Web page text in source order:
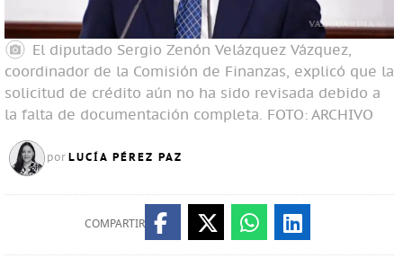
El diputado Sergio Zenón Velázquez Vázquez,
coordinador de la Comisión de Finanzas, explicó que la
solicitud de crédito aún no ha sido revisada debido a
la falta de documentación completa. FOTO: ARCHIVO
por LUCÍA PÉREZ PAZ
COMPARTIR